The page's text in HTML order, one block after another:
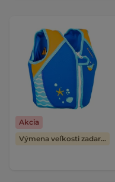
Akcia
Výmena veľkosti zadarmo